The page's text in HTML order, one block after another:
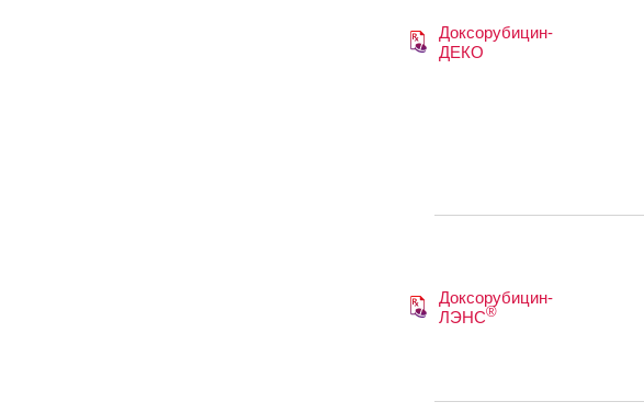
Доксорубицин-
ДЕКО
Доксорубицин-
ЛЭНС®